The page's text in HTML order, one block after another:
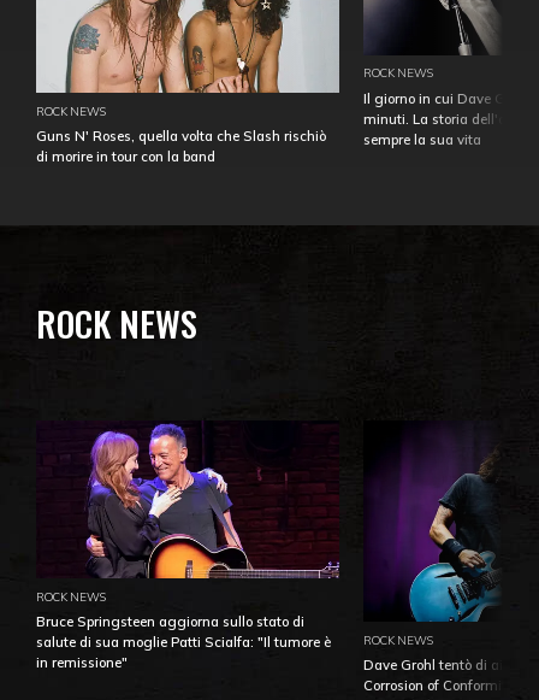
ROCK NEWS
Guns N' Roses, quella volta che Slash rischiò
di morire in tour con la band
ROCK NEWS
Il giorno in cui Dave
minuti. La storia
sempre la sua vita
ROCK NEWS
ROCK NEWS
Bruce Springsteen aggiorna sullo stato di
salute di sua moglie Patti Scialfa: "Il tumore è
in remissione"
ROCK NEWS
Dave Grohl tentò di
Corrosion of Conformity